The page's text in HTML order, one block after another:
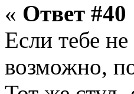
« Ответ #40
Если тебе
возможно,